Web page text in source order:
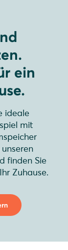
ein
ideale
mit
finden Sie
Zuhause.